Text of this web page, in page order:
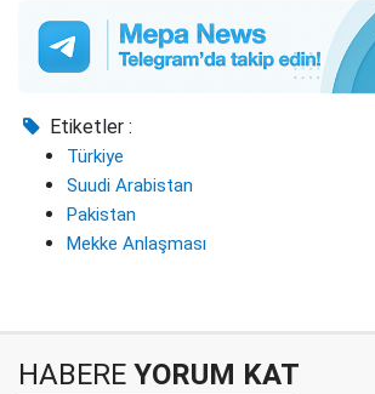
Etiketler :
Türkiye
Suudi Arabistan
Pakistan
Mekke Anlaşması
HABERE YORUM KAT